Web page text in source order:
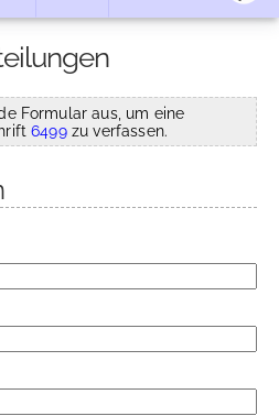
Formular aus, um eine
6499zu verfassen.